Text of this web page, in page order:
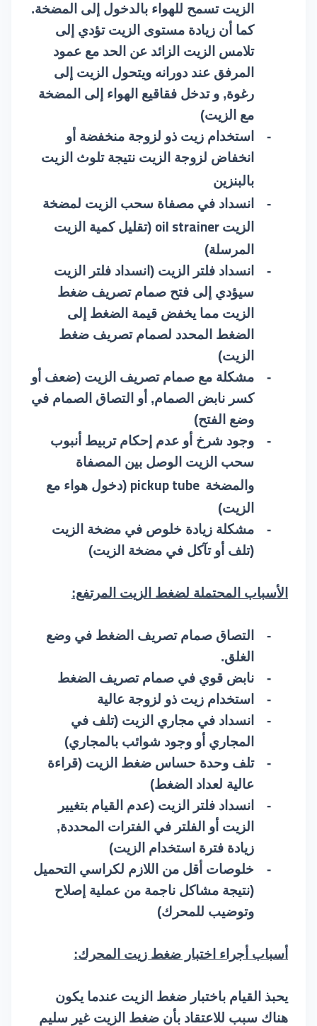
الزيت تسمح للهواء بالدخول إلى المضخة.
كما أن زيادة مستوى الزيت تؤدي إلى
تلامس الزيت الزائد عن الحد مع عمود
المرفق عند دورانه ويتحول الزيت إلى
رغوة, و تدخل فقاقيع الهواء إلى المضخة
مع الزيت)
-
استخدام زيت ذو لزوجة منخفضة أو
انخفاض لزوجة الزيت نتيجة تلوث الزيت
بالبنزين
-
انسداد في مصفاة سحب الزيت لمضخة
الزيت oil strainer (تقليل كمية الزيت
المرسلة)
-
انسداد فلتر الزيت (انسداد فلتر الزيت
سيؤدي إلى فتح صمام تصريف ضغط
الزيت مما يخفض قيمة الضغط إلى
الضغط المحدد لصمام تصريف ضغط
الزيت)
-
مشكلة مع صمام تصريف الزيت (ضعف أو
كسر نابض الصمام, أو التصاق الصمام في
وضع الفتح)
-
وجود شرخ أو عدم إحكام تربيط أنبوب
سحب الزيت الوصل بين المصفاة
والمضخة pickup tube (دخول هواء مع
الزيت)
-
مشكلة زيادة خلوص في مضخة الزيت
(تلف أو تآكل في مضخة الزيت)
الأسباب المحتملة لضغط الزيت المرتفع:
-
التصاق صمام تصريف الضغط في وضع
الغلق.
-
نابض قوي في صمام تصريف الضغط
-
استخدام زيت ذو لزوجة عالية
-
انسداد في مجاري الزيت (تلف في
المجاري أو وجود شوائب بالمجاري)
-
تلف وحدة حساس ضغط الزيت (قراءة
عالية لعداد الضغط)
-
انسداد فلتر الزيت (عدم القيام بتغيير
الزيت أو الفلتر في الفترات المحددة,
زيادة فترة استخدام الزيت)
-
خلوصات أقل من اللازم لكراسي التحميل
(نتيجة مشاكل ناجمة من عملية إصلاح
وتوضيب للمحرك)
أسباب أجراء اختبار ضغط زيت المحرك:
يحبذ القيام باختبار ضغط الزيت عندما يكون
هناك سبب للاعتقاد بأن ضغط الزيت غير سليم